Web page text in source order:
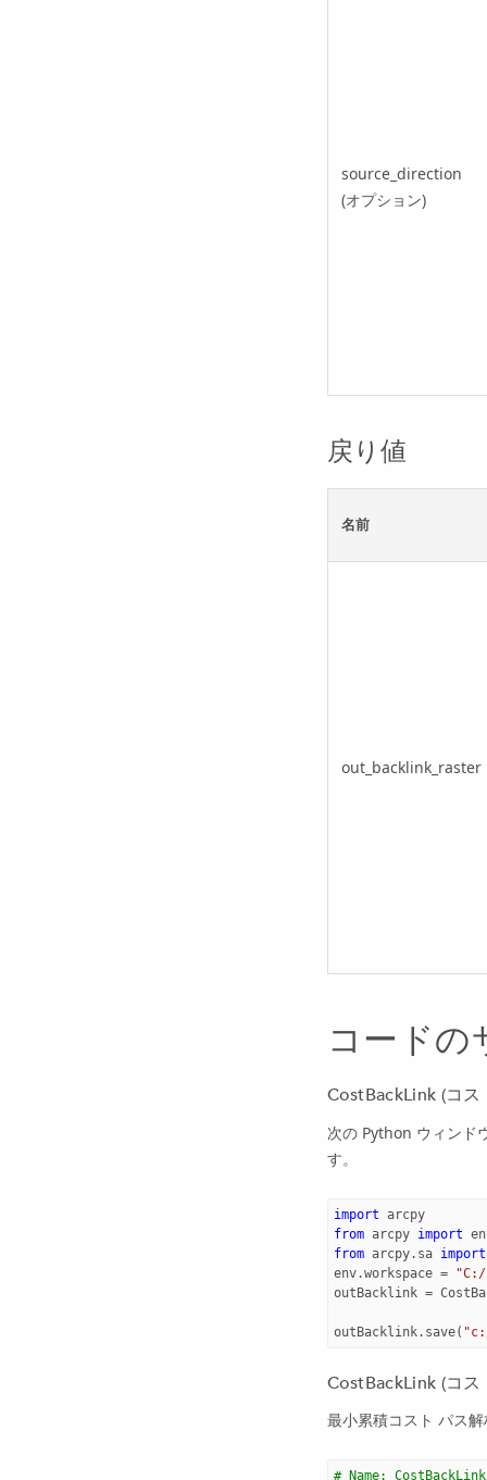
source_direction
(オプション)
戻り値
名前
out_backlink_raster
コードの
CostBackLink (コ
次の Python ウィンド
す。
import arcpy
from arcpy import
from arcpy.sa
import
env.workspace =
"C:/
outBacklink =
outBacklink. save(
CostBackLink (コ
最小累積コスト パス
# Name: